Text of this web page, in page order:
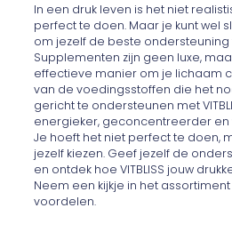
In een druk leven is het niet
perfect te doen. Maar je kunt wel
om jezelf de beste
Supplementen zijn geen luxe,
effectieve manier om je lichaam
van de voedingsstoffen die het
gericht te ondersteunen met
energieker, geconcentreerder
Je hoeft het niet perfect te doen,
jezelf kiezen. Geef jezelf de
en ontdek hoe VITBLISS jouw
Neem een kijkje in het
voordelen.